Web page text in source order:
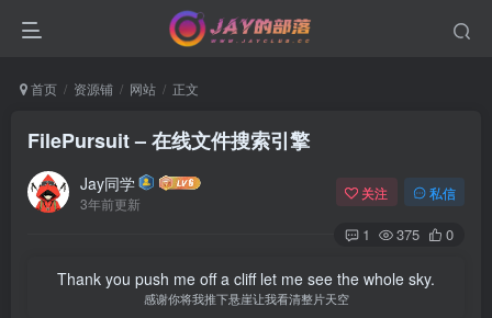
首页 资源铺 网站 正文
FilePursuit – 在线文件搜索引擎
Jay同学
3年前更新
关注 私信
1 375 0
Thank you push me off a cliff let me see the whole sky.
感谢你将我推下悬崖让我看清整片天空